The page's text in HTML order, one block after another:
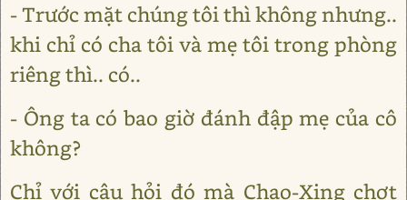
- Trước mặt chúng tôi thì không nhưng..
khi chỉ có cha tôi và mẹ tôi trong phòng
riêng thì.. có..
- Ông ta có bao giờ đánh đập mẹ của cô
không?
Chỉ với câu hỏi đó mà Chao-Xing chợt